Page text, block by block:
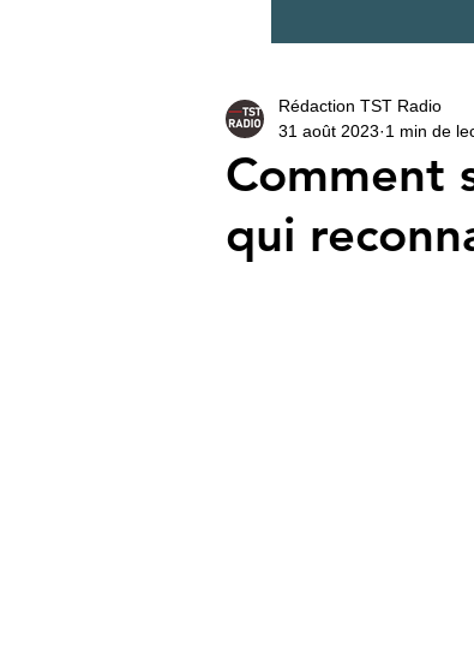
Comment
qui
Rédaction TST Radio
31 août 2023 1 min de